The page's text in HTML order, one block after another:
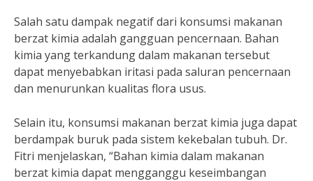
Salah satu dampak negatif dari konsumsi makanan
berzat kimia adalah gangguan pencernaan. Bahan
kimia yang terkandung dalam makanan tersebut
dapat menyebabkan iritasi pada saluran pencernaan
dan menurunkan kualitas flora usus.
Selain itu, konsumsi makanan berzat kimia juga dapat
berdampak buruk pada sistem kekebalan tubuh. Dr.
Fitri menjelaskan, “Bahan kimia dalam makanan
berzat kimia dapat mengganggu keseimbangan